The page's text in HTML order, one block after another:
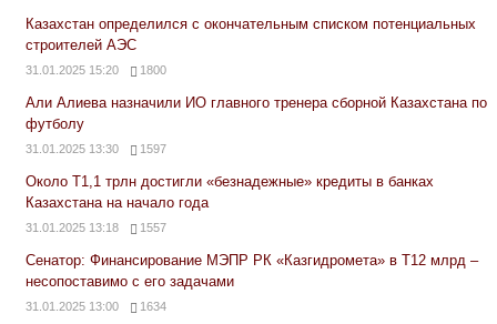
Казахстан определился с окончательным списком потенциальных
строителей АЭС
31.01.2025 15:20 1800
Али Алиева назначили ИО главного тренера сборной Казахстана по
футболу
31.01.2025 13:30 1597
Около Т1,1 трлн достигли «безнадежные» кредиты в банках
Казахстана на начало года
31.01.2025 13:18 1557
Сенатор: Финансирование МЭПР РК «Казгидромета» в Т12 млрд –
несопоставимо с его задачами
31.01.2025 13:00 1634